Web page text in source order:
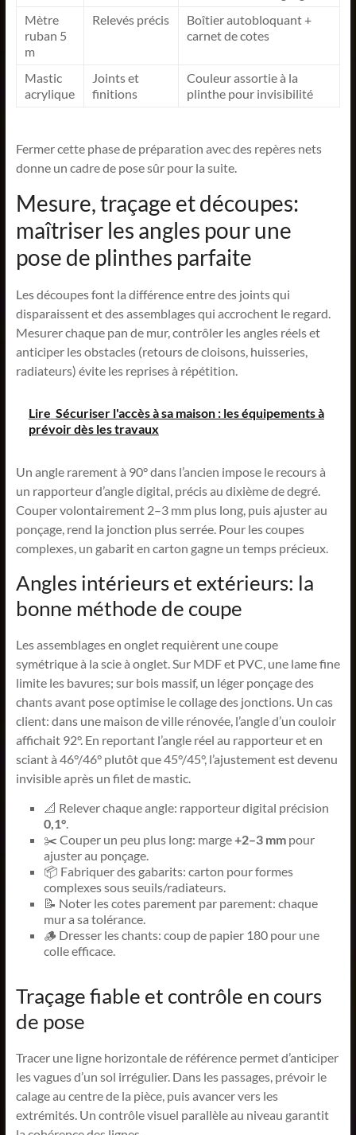
Mètre
ruban 5
m
Relevés précis
Boîtier autobloquant +
carnet de cotes
Mastic
acrylique
Joints et
finitions
Couleur assortie à la
plinthe pour invisibilité
Fermer cette phase de préparation avec des repères nets
donne un cadre de pose sûr pour la suite.
Mesure, traçage et découpes:
maîtriser les angles pour une
pose de plinthes parfaite
Les découpes font la différence entre des joints qui
disparaissent et des assemblages qui accrochent le regard.
Mesurer chaque pan de mur, contrôler les angles réels et
anticiper les obstacles (retours de cloisons, huisseries,
radiateurs) évite les reprises à répétition.
Lire Sécuriser l'accès à sa maison : les équipements à
prévoir dès les travaux
Un angle rarement à 90° dans l’ancien impose le recours à
un rapporteur d’angle digital, précis au dixième de degré.
Couper volontairement 2–3 mm plus long, puis ajuster au
ponçage, rend la jonction plus serrée. Pour les coupes
complexes, un gabarit en carton gagne un temps précieux.
Angles intérieurs et extérieurs: la
bonne méthode de coupe
Les assemblages en onglet requièrent une coupe
symétrique à la scie à onglet. Sur MDF et PVC, une lame fine
limite les bavures; sur bois massif, un léger ponçage des
chants avant pose optimise le collage des jonctions. Un cas
client: dans une maison de ville rénovée, l’angle d’un couloir
affichait 92°. En reportant l’angle réel au rapporteur et en
sciant à 46°/46° plutôt que 45°/45°, l’ajustement est devenu
invisible après un filet de mastic.
📐 Relever chaque angle: rapporteur digital précision
0,1°.
✂️ Couper un peu plus long: marge+2–3 mmpour
ajuster au ponçage.
📦 Fabriquer des gabarits: carton pour formes
complexes sous seuils/radiateurs.
📝 Noter les cotes parement par parement: chaque
mur a sa tolérance.
🪵 Dresser les chants: coup de papier 180 pour une
colle efficace.
Traçage fiable et contrôle en cours
de pose
Tracer une ligne horizontale de référence permet d’anticiper
les vagues d’un sol irrégulier. Dans les passages, prévoir le
calage au centre de la pièce, puis avancer vers les
extrémités. Un contrôle visuel parallèle au niveau garantit